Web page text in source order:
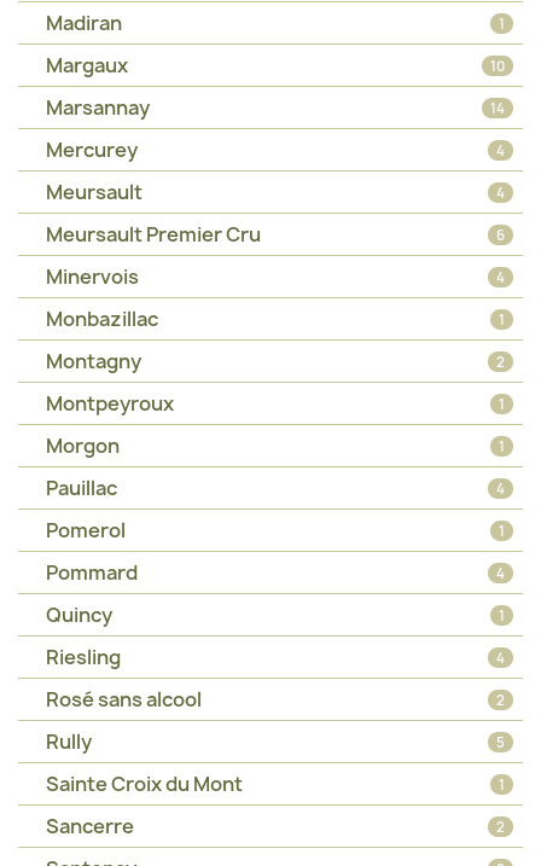
Madiran 1
Margaux 10
Marsannay 14
Mercurey 4
Meursault 4
Meursault Premier Cru 6
Minervois 4
Monbazillac 1
Montagny 2
Montpeyroux 1
Morgon 1
Pauillac 4
Pomerol 1
Pommard 4
Quincy 1
Riesling 4
Rosé sans alcool 2
Rully 5
Sainte Croix du Mont 1
Sancerre 2